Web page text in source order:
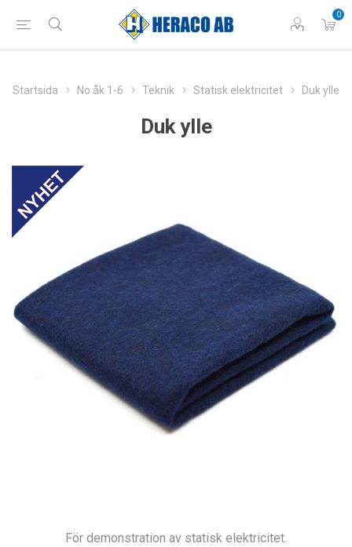
0
Startsida No åk 1-6 Teknik Statisk elektricitet Duk ylle
Duk ylle
För demonstration av statisk elektricitet.